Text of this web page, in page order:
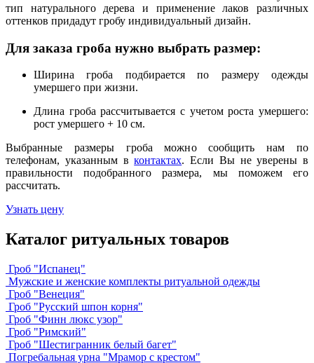
тип натурального дерева и применение лаков различных
оттенков придадут гробу индивидуальный дизайн.
Для заказа гроба нужно выбрать размер:
Ширина гроба подбирается по размеру одежды
умершего при жизни.
Длина гроба рассчитывается с учетом роста умершего:
рост умершего + 10 см.
Выбранные размеры гроба можно сообщить нам по
телефонам, указанным вконтактах. Если Вы не уверены в
правильноcти подобранного размера, мы поможем его
рассчитать.
Узнать цену
Каталог ритуальных товаров
Гроб "Испанец"
Мужские и женские комплекты ритуальной одежды
Гроб "Венеция"
Гроб "Русский шпон корня"
Гроб "Финн люкс узор"
Гроб "Римский"
Гроб "Шестигранник белый багет"
Погребальная урна "Мрамор с крестом"